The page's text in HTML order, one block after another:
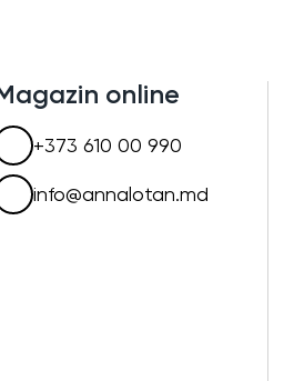
online
+373 610 00 990
info@annalotan.md